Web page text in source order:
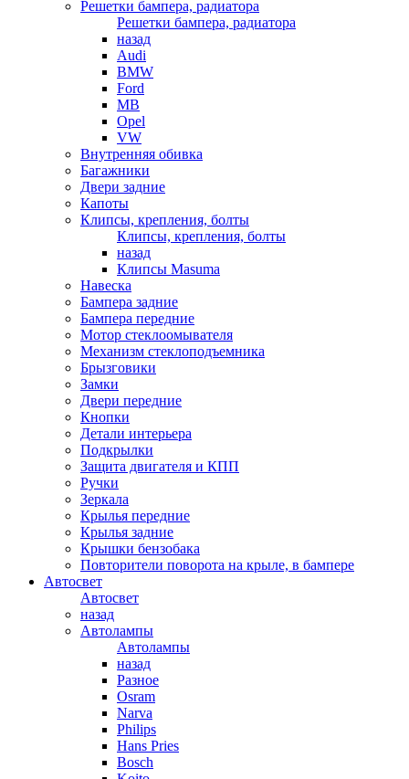
Решетки бампера, радиатора
Решетки бампера, радиатора
назад
Audi
BMW
Ford
MB
Opel
VW
Внутренняя обивка
Багажники
Двери задние
Капоты
Клипсы, крепления, болты
Клипсы, крепления, болты
назад
Клипсы Masuma
Навеска
Бампера задние
Бампера передние
Мотор стеклоомывателя
Механизм стеклоподъемника
Брызговики
Замки
Двери передние
Кнопки
Детали интерьера
Подкрылки
Защита двигателя и КПП
Ручки
Зеркала
Крылья передние
Крылья задние
Крышки бензобака
Повторители поворота на крыле, в бампере
Автосвет
Автосвет
назад
Автолампы
Автолампы
назад
Разное
Osram
Narva
Philips
Hans Pries
Bosch